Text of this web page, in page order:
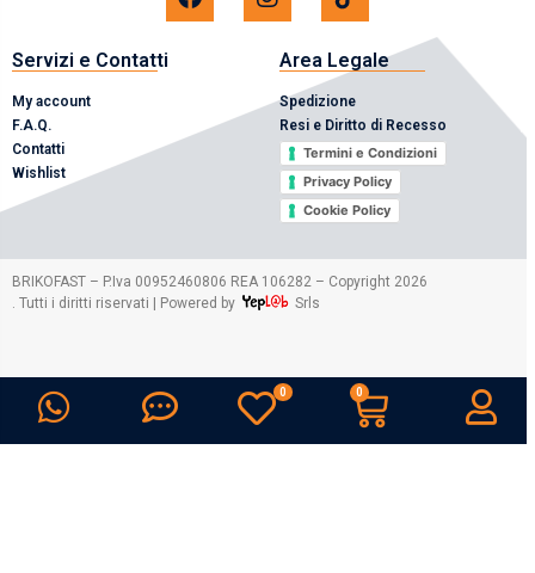
Servizi e Contatti
My account
F.A.Q.
Contatti
Wishlist
Area Legale
Spedizione
Resi e Diritto di Recesso
Termini e Condizioni
Privacy Policy
Cookie Policy
BRIKOFAST – P.Iva 00952460806 REA 106282 – Copyright 2026
. Tutti i diritti riservati | Powered by
Srls
0 0